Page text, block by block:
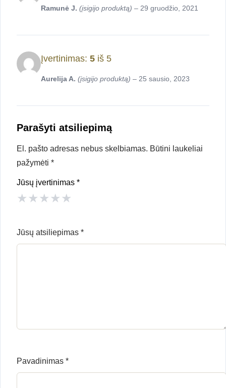
Ramunė J. (įsigijo produktą) – 29 gruodžio, 2021
Įvertinimas: 5 iš 5
Aurelija A. (įsigijo produktą) – 25 sausio, 2023
Parašyti atsiliepimą
El. pašto adresas nebus skelbiamas. Būtini laukeliai
pažymėti *
Jūsų įvertinimas *
★★★★★
Jūsų atsiliepimas *
Pavadinimas *